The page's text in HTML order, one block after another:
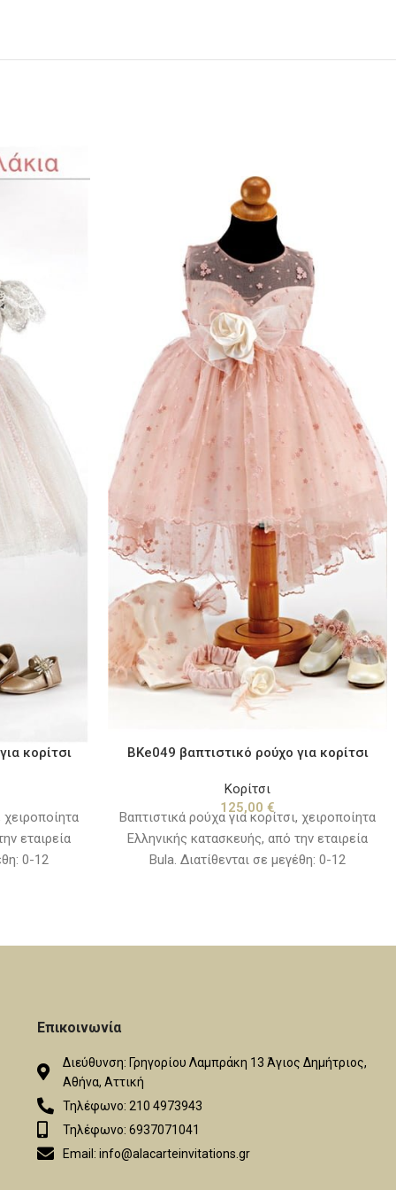
κορίτσι
χειροποίητα
εταιρεία
0-12
BKe049 βαπτιστικό ρούχο για κορίτσι
Κορίτσι
125,00 €
Βαπτιστικά ρούχα για κορίτσι, χειροποίητα
Ελληνικής κατασκευής, από την εταιρεία
Bula. Διατίθενται σε μεγέθη: 0-12
Επικοινωνία
Διεύθυνση: Γρηγορίου Λαμπράκη 13 Άγιος Δημήτριος,
Αθήνα, Αττική
Τηλέφωνο: 210 4973943
Τηλέφωνο: 6937071041
Email: info@alacarteinvitations.gr